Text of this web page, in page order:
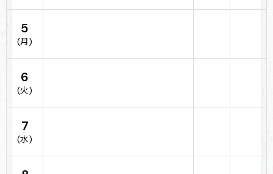
5
(月)
6
(火)
7
(水)